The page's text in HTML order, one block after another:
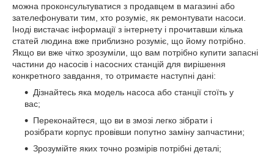
можна проконсультуватися з продавцем в магазині або
зателефонувати тим, хто розуміє, як ремонтувати насоси.
Іноді вистачає інформації з інтернету і прочитавши кілька
статей людина вже приблизно розуміє, що йому потрібно.
Якщо ви вже чітко зрозуміли, що вам потрібно купити запасні
частини до насосів і насосних станцій для вирішення
конкретного завдання, то отримаєте наступні дані:
Дізнайтесь яка модель насоса або станції стоїть у
вас;
Переконайтеся, що ви в змозі легко зібрати і
розібрати корпус провівши попутно заміну запчастини;
Зрозумійте яких точно розмірів потрібні деталі;